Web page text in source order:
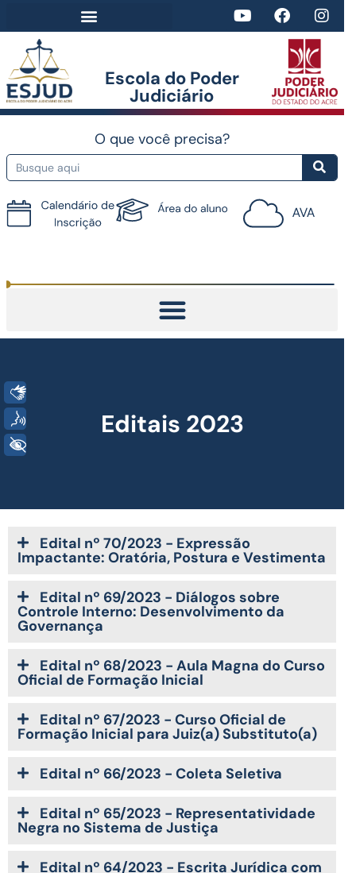
Escola do Poder
Judiciário​
O que você precisa?
Editais 2023
Edital nº 70/2023 - Expressão
Impactante: Oratória, Postura e Vestimenta
Edital nº 69/2023 - Diálogos sobre
Controle Interno: Desenvolvimento da
Governança
Edital nº 68/2023 - Aula Magna do Curso
Oficial de Formação Inicial
Edital nº 67/2023 - Curso Oficial de
Formação Inicial para Juiz(a) Substituto(a)
Edital nº 66/2023 - Coleta Seletiva
Edital nº 65/2023 - Representatividade
Negra no Sistema de Justiça
Edital nº 64/2023 - Escrita Jurídica com